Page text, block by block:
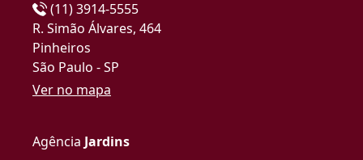
(11) 3914-5555
R. Simão Álvares, 464
Pinheiros
São Paulo - SP
Ver no mapa
Agência Jardins